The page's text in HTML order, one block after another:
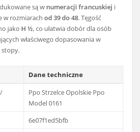
są w numeracji francuskiej i
w rozmiarachod 39 do 48. Tęgość
jako H ½, co ułatwia dobór dla osób
właściwego dopasowania w
stopy.
Dane techniczne
Ppo Strzelce Opolskie Ppo
Model 0161
6e07f1ed5bfb